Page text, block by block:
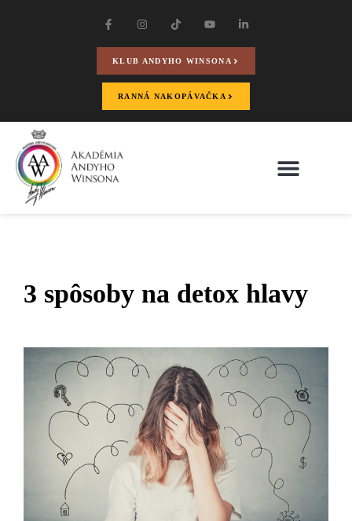
KLUB ANDYHO WINSONA
RANNÁ NAKOPÁVAČKA
3 spôsoby na detox hlavy